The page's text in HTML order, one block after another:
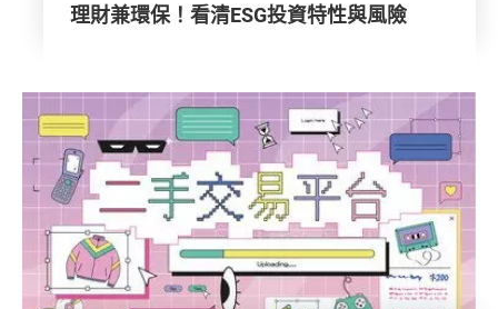
理財兼環保！看清ESG投資特性與風險